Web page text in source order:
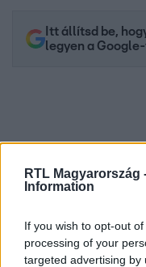
RTL Magyarország
Information
If you wish to opt-out
processing of your
targeted advertising by
Itt állítsd be,
legyen a
Kövess minket,